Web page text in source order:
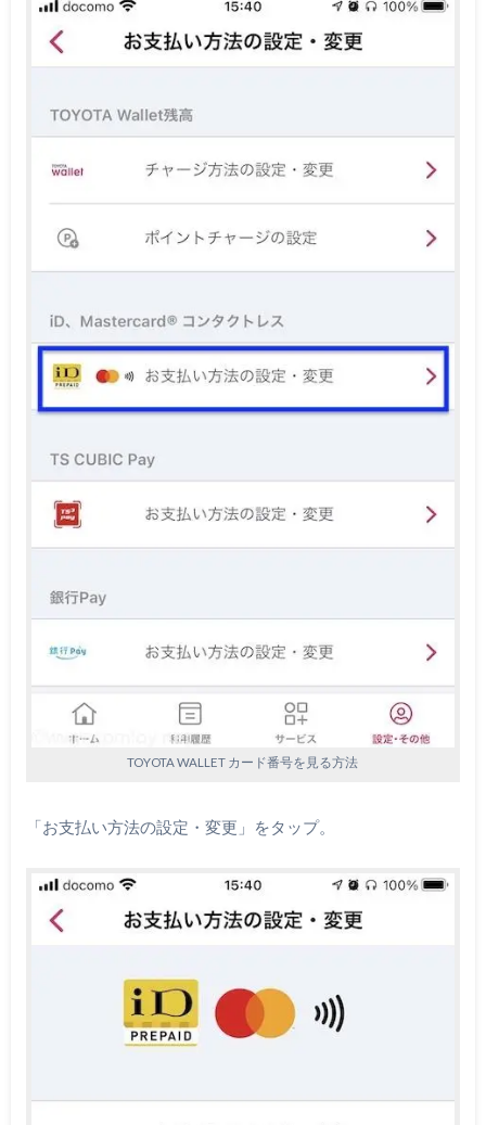
TOYOTA WALLET カード番号を見る方法
「お支払い方法の設定・変更」をタップ。